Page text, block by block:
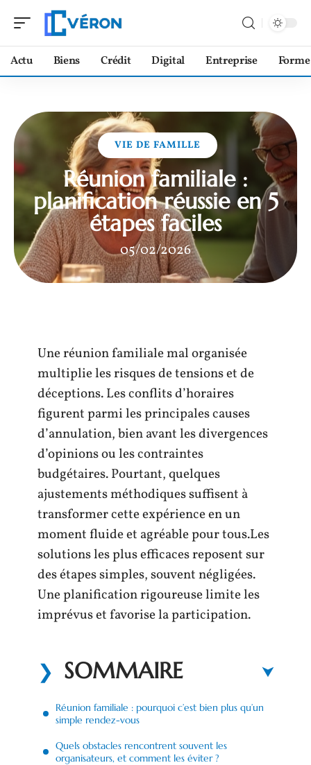
Actu Biens Crédit Digital Entreprise Forme
VIE DE FAMILLE
Réunion familiale :
planification réussie en 5
étapes faciles
05/02/2026
Une réunion familiale mal organisée
multiplie les risques de tensions et de
déceptions. Les conflits d’horaires
figurent parmi les principales causes
d’annulation, bien avant les divergences
d’opinions ou les contraintes
budgétaires. Pourtant, quelques
ajustements méthodiques suffisent à
transformer cette expérience en un
moment fluide et agréable pour tous.Les
solutions les plus efficaces reposent sur
des étapes simples, souvent négligées.
Une planification rigoureuse limite les
imprévus et favorise la participation.
SOMMAIRE
Réunion familiale : pourquoi c’est bien plus qu’un
simple rendez-vous
Quels obstacles rencontrent souvent les
organisateurs, et comment les éviter ?